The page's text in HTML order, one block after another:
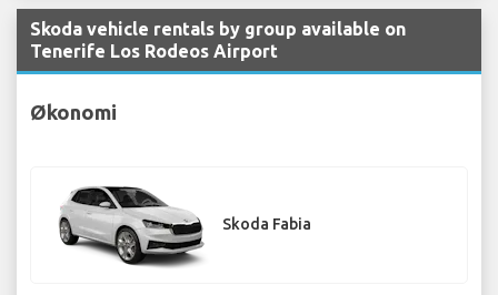
Skoda vehicle rentals by group available on
Tenerife Los Rodeos Airport
Økonomi
Skoda Fabia